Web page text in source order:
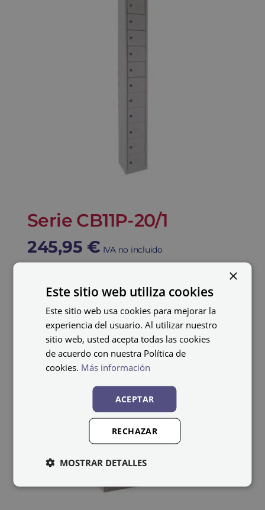
Serie CB11P-20/1
245,95 € IVA no incluido
×
Este sitio web utiliza cookies
Este sitio web usa cookies para mejorar la
experiencia del usuario. Al utilizar nuestro
sitio web, usted acepta todas las cookies
de acuerdo con nuestra Política de
cookies. Más información
ACEPTAR
RECHAZAR
MOSTRAR DETALLES